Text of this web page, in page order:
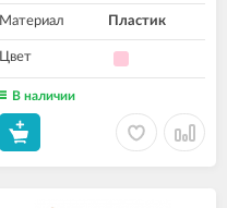
Материал Пластик
Цвет
В наличии